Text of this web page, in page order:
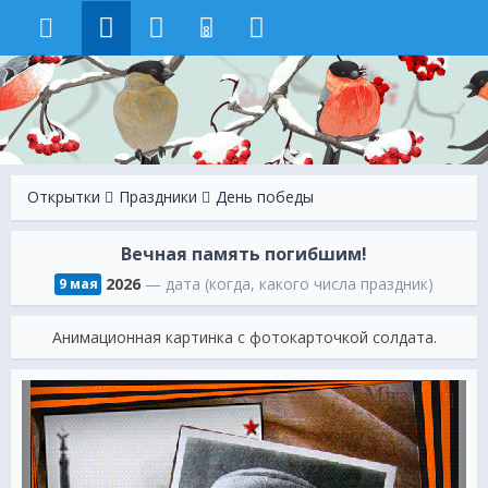
8
Открытки Праздники День победы
Вечная память погибшим!
9 мая 2026 — дата (когда, какого числа праздник)
Анимационная картинка с фотокарточкой солдата.